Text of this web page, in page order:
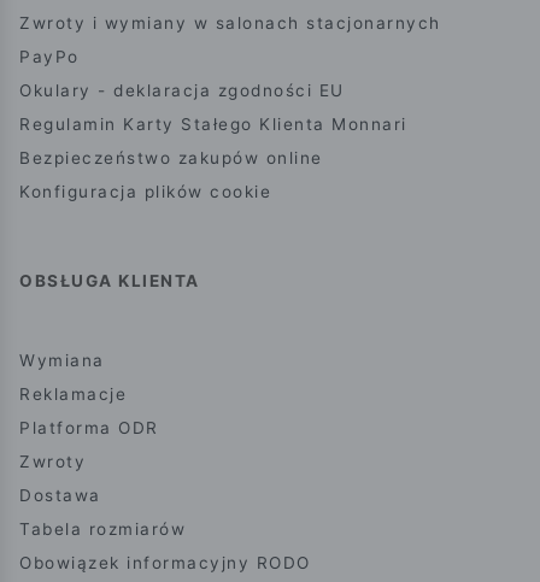
Zwroty i wymiany w salonach stacjonarnych
PayPo
Okulary - deklaracja zgodności EU
Regulamin Karty Stałego Klienta Monnari
Bezpieczeństwo zakupów online
Konfiguracja plików cookie
OBSŁUGA KLIENTA
Wymiana
Reklamacje
Platforma ODR
Zwroty
Dostawa
Tabela rozmiarów
Obowiązek informacyjny RODO